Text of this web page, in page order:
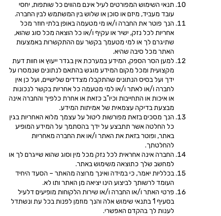
תנאי השימוש המפורטים לעיל אינם מהווים כל שותפות, יחסי
עובד מעביד, מיזם או סוכן או שלוש בין המשתמש לבין החברה.
הנך פוטר את החברה ו/או מי מטעמה באופן בלתי חוזר מכל
אחריות לכל נזק, ישיר או עקיף ו/או כל הוצאה מכל סוג שהוא,
שתיגרם לך או למי מטעמך בקשר עם ההתקשרות באמצעות
האתר מכל סיבה שהיא.
למען הסר הספק, המידע במערכת אין בגדר ייעוץ או חוות דעת
מקצועית ומכל מקום המידע מוגש בהתאם לנתונים שנמסרו על
ידך ועל בסיס הנתונים שהתקבלו מצדדים שלישיים, ועל כן אין
לחברה ו/או לאתר ו/או למי מטעמה כל אחריות בקשר לנכונות
או איכות או התחייבות וכיו"ב כזאת או אחרת כלפיך והחברה אינה
מבצעת בדיקה עצמאית של אמיתות המידע.
הנך מסכים בזאת מפורשות ליטול על עצמך מלוא האחריות בגין
כל החלטה אשר תתבצע על ידך בהסתמך על המידע המופיע
באתר, ופוטר בזאת את האתר ו/או את החברה מאחריות
להחלטתך.
החברה אינה אחראית לכל נזק מכל מין וסוג שהוא שייגרם לך או
למחשב שלך כתוצאה משימוש באתר.
בכלליות יאמר, כי במידה ואינך מרוצה מהאתר – הסעד היחיד
העומד לרשותך לביצוע הינו יציאה מן האתר ותו לא.
פרטי האתר ו/או החברה ו/או שירות הלקוחות מופיעים דלעיל
בסעיף 1 בתנאי שימוש אלה והנך מוזמן לפנות בכל עת ונשתדל
לענות לך בהקדם האפשרי.